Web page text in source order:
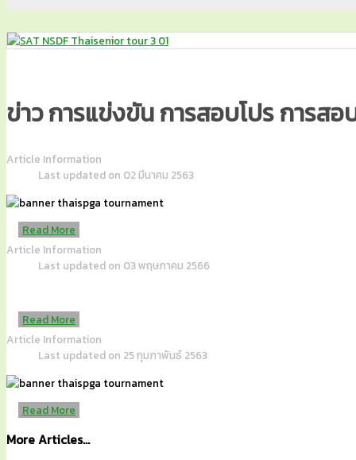
ข่าว การแข่งขัน การสอบโปร การส
Article Information
Last updated on 02 มีนาคม 2563
Read More
Article Information
Last updated on 03 พฤษภาคม 2566
Read More
Article Information
Last updated on 25 กุมภาพันธ์ 2563
Read More
More Articles...